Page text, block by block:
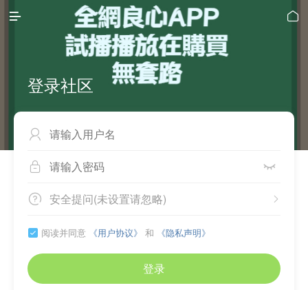
 
登录社区

 
 
安全提问(未设置请忽略)
 阅读并同意 《用户协议》 和 《隐私声明》
登录